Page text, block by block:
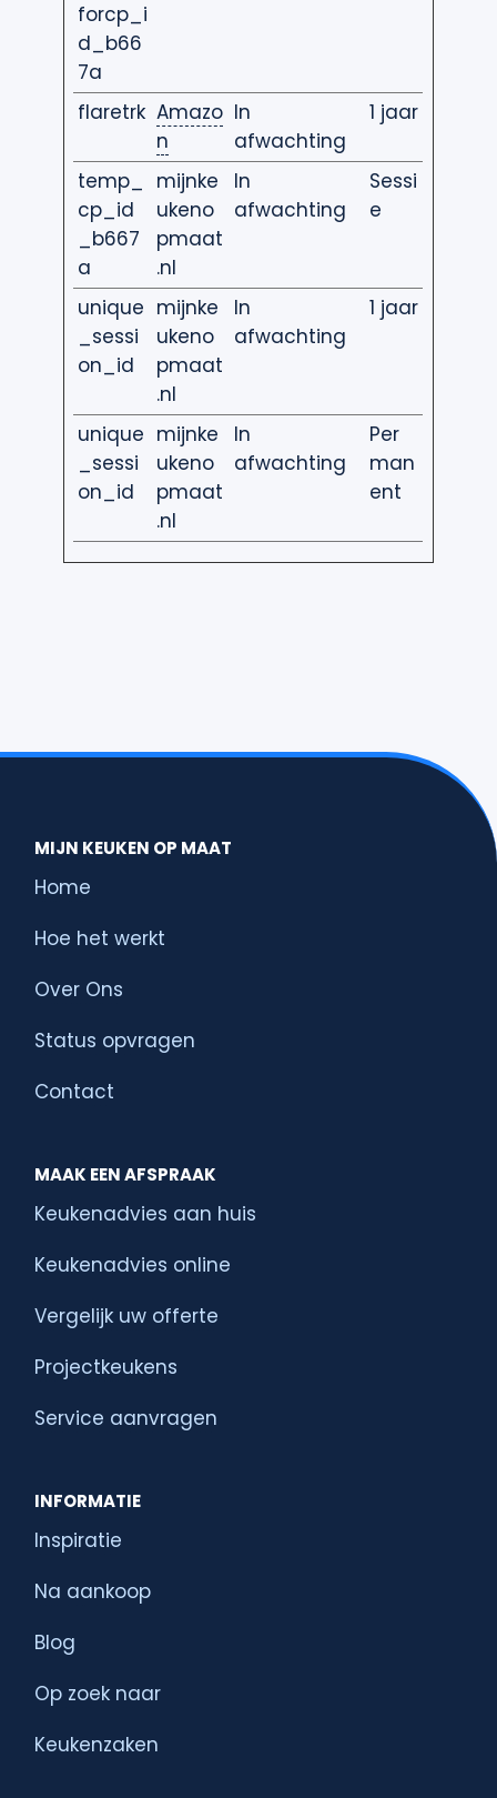
forcp_i
d_b66
7a
flaretrk Amazo
n
In
afwachting
1 jaar
temp_
cp_id
_b667
a
mijnke
ukeno
pmaat
.nl
In
afwachting
Sessi
e
unique
_sessi
on_id
mijnke
ukeno
pmaat
.nl
In
afwachting
1 jaar
unique
_sessi
on_id
mijnke
ukeno
pmaat
.nl
In
afwachting
Per
man
ent
MIJN KEUKEN OP MAAT
Home
Hoe het werkt
Over Ons
Status opvragen
Contact
MAAK EEN AFSPRAAK
Keukenadvies aan huis
Keukenadvies online
Vergelijk uw offerte
Projectkeukens
Service aanvragen
INFORMATIE
Inspiratie
Na aankoop
Blog
Op zoek naar
Keukenzaken